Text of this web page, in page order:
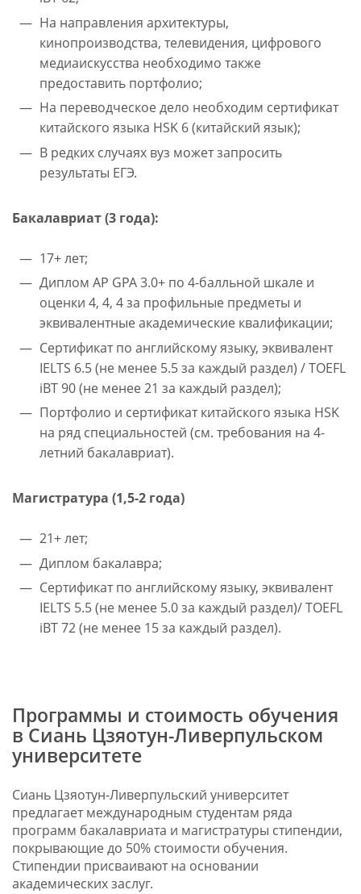
На направления архитектуры,
кинопроизводства, телевидения, цифрового
медиаискусства необходимо также
предоставить портфолио;
На переводческое дело необходим сертификат
китайского языка HSK 6 (китайский язык);
В редких случаях вуз может запросить
результаты ЕГЭ.
Бакалавриат (3 года):
17+ лет;
Диплом AP GPA 3.0+ по 4-балльной шкале и
оценки 4, 4, 4 за профильные предметы и
эквивалентные академические квалификации;
Сертификат по английскому языку, эквивалент
IELTS 6.5 (не менее 5.5 за каждый раздел) / TOEFL
iBT 90 (не менее 21 за каждый раздел);
Портфолио и сертификат китайского языка HSK
на ряд специальностей (см. требования на 4-
летний бакалавриат).
Магистратура (1,5-2 года)
21+ лет;
Диплом бакалавра;
Сертификат по английскому языку, эквивалент
IELTS 5.5 (не менее 5.0 за каждый раздел)/ TOEFL
iBT 72 (не менее 15 за каждый раздел).
Программы и стоимость обучения
в Сиань Цзяотун-Ливерпульском
университете​
Сиань Цзяотун-Ливерпульский университет
предлагает международным студентам ряда
программ бакалавриата и магистратуры стипендии,
покрывающие до 50% стоимости обучения.
Стипендии присваивают на основании
академических заслуг.